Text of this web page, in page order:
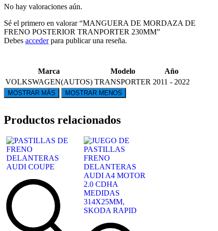
No hay valoraciones aún.
Sé el primero en valorar “MANGUERA DE MORDAZA DE
FRENO POSTERIOR TRANPORTER 230MM”
Debes accederpara publicar una reseña.
Marca Modelo
Año
VOLKSWAGEN(AUTOS) TRANSPORTER 2011 - 2022
Productos relacionados